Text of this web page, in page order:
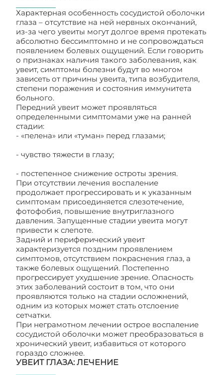
Характерная особенность сосудистой оболочки
глаза – отсутствие на ней нервных окончаний,
из-за чего увеиты могут долгое время протекать
абсолютно бессимптомно и не сопровождаться
появлением болевых ощущений. Если говорить
о признаках наличия такого заболевания, как
увеит, симптомы болезни будут во многом
зависеть от причины увеита, типа возбудителя,
степени поражения и состояния иммунитета
больного.
Передний увеит может проявляться
определенными симптомами уже на ранней
стадии:
- «пелена» или «туман» перед глазами;
- чувство тяжести в глазу;
- постепенное снижение остроты зрения.
При отсутствии лечения воспаление
продолжает прогрессировать и к указанным
симптомам присоединяется слезотечение,
фотофобия, повышение внутриглазного
давления. Запущенные стадии увеита могут
привести к слепоте.
Задний и периферический увеит
характеризуется поздним проявлением
симптомов, отсутствием покраснения глаз, а
также болевых ощущений. Постепенно
прогрессирует ухудшение зрение. Опасность
этих заболеваний состоит в том, что они
проявляются только на стадии осложнений,
одним из которых может стать отслоение
сетчатки.
При неграмотном лечении острое воспаление
сосудистой оболочки может преобразоваться в
хронический увеит, избавиться от которого
гораздо сложнее.
УВЕИТ ГЛАЗА: ЛЕЧЕНИЕ